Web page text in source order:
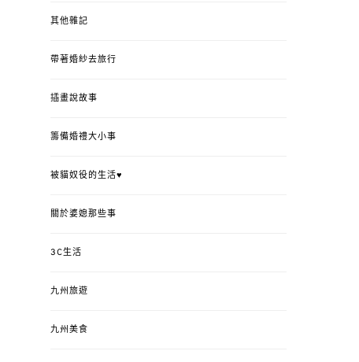
其他雜記
帶著婚紗去旅行
插畫說故事
籌備婚禮大小事
被貓奴役的生活♥
關於婆媳那些事
3C生活
九州旅遊
九州美食